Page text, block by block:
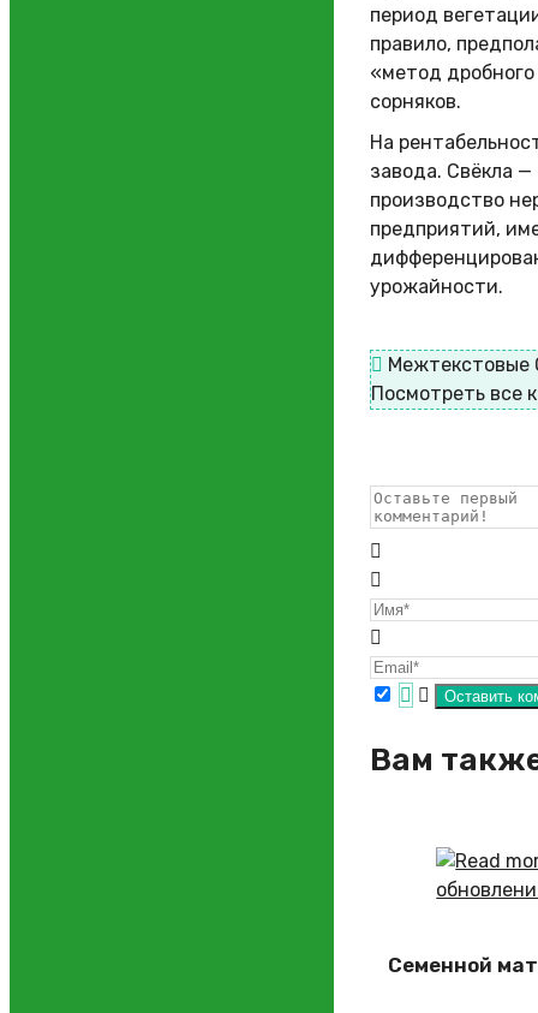
период
правило,
«метод
сорняков.
На
завода. Свёкла
производство
предприятий,
урожайности.
Межтекстовые
Посмотреть все
Вам
Семенной